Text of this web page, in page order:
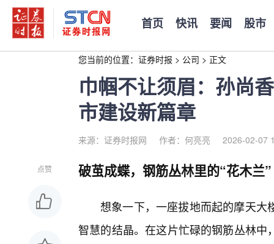
首页 快讯 要闻 股市
您当前的位置： 证券时报 > 公司 > 正文
巾帼不让须眉：孙尚
市建设新篇章
来源：证券时报网 作者：何亮亮 2026-02-07
点赞 破茧成蝶，钢筋丛林里的“花木兰”
想象一下，一座拔地而起的摩天大
智慧的结晶。在这片忙碌的钢筋丛林